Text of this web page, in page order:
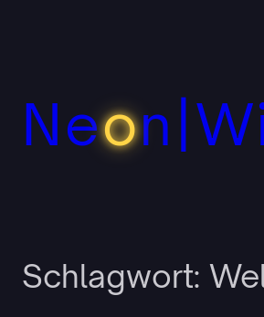
Neo
Schlagwort: